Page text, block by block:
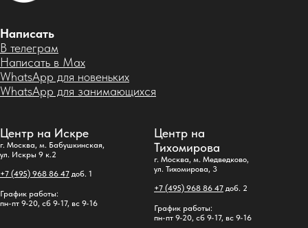
Написать
В телеграм
Написать в Max
WhatsApp для новеньких
WhatsApp для занимающихся
Центр на Искре
г. Москва, м. Бабушкинская,
ул. Искры 9 к.2
+7 (495) 968 86 47 доб. 1
График работы:
пн-пт 9-20, сб 9-17, вс 9-16
Центр на
Тихомирова
г. Москва, м. Медведково,
ул. Тихомирова, 3
+7 (495) 968 86 47 доб. 2
График работы:
пн-пт 9-20, сб 9-17, вс 9-16